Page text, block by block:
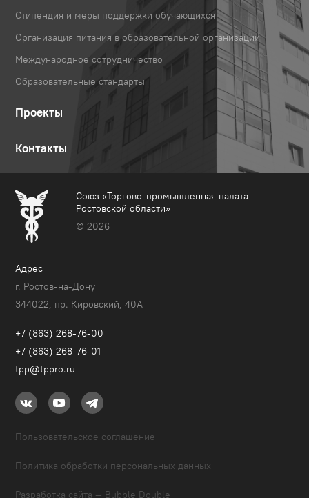
Стипендия и меры поддержки обучающихся
Организация питания в образовательной организации
Международное сотрудничество
Образовательные стандарты
Проекты
Контакты
Союз «Торгово-промышленная палата
Ростовской области»
© 2026
Адрес
г. Ростов-на-Дону
344022, пр. Кировский, 40A
+7 (863) 268-76-00
+7 (863) 268-76-01
tpp@tppro.ru
Пользовательское соглашение
Политика обработки персональных данных
Разработка сайта — Bubble Double